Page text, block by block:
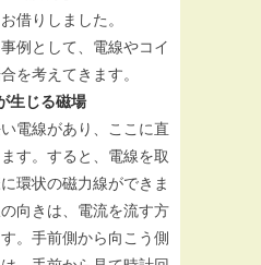
借りしました。
例として、電線やコイ
を考えてきます。
生じる磁場
電線があり、ここに直
す。すると、電線を取
環状の磁力線ができま
向きは、電流を流す方
。手前側から向こう側